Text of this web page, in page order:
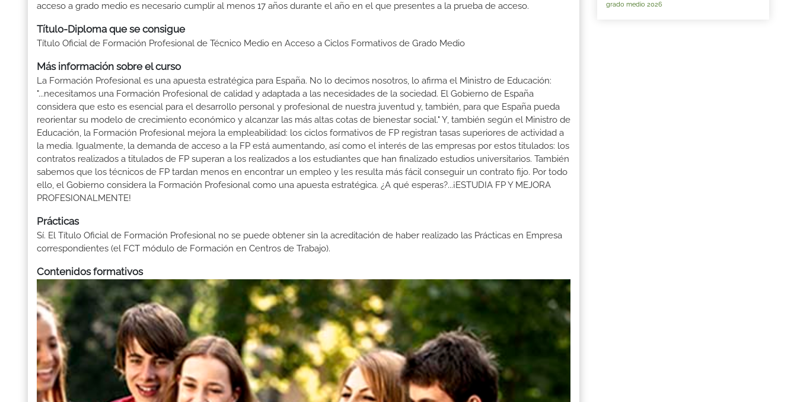
acceso a grado medio es necesario cumplir al menos 17 años durante el año en el que presentes a la prueba de acceso.
Título-Diploma que se consigue
Título Oficial de Formación Profesional de Técnico Medio en Acceso a Ciclos Formativos de Grado Medio
Más información sobre el curso
La Formación Profesional es una apuesta estratégica para España. No lo decimos nosotros, lo afirma el Ministro de Educación:
"...necesitamos una Formación Profesional de calidad y adaptada a las necesidades de la sociedad. El Gobierno de España
considera que esto es esencial para el desarrollo personal y profesional de nuestra juventud y, también, para que España pueda
reorientar su modelo de crecimiento económico y alcanzar las más altas cotas de bienestar social." Y, también según el Ministro de
Educación, la Formación Profesional mejora la empleabilidad: los ciclos formativos de FP registran tasas superiores de actividad a
la media. Igualmente, la demanda de acceso a la FP está aumentando, así como el interés de las empresas por estos titulados: los
contratos realizados a titulados de FP superan a los realizados a los estudiantes que han finalizado estudios universitarios. También
sabemos que los técnicos de FP tardan menos en encontrar un empleo y les resulta más fácil conseguir un contrato fijo. Por todo
ello, el Gobierno considera la Formación Profesional como una apuesta estratégica. ¿A qué esperas?...¡ESTUDIA FP Y MEJORA
PROFESIONALMENTE!
Prácticas
Sí. El Título Oficial de Formación Profesional no se puede obtener sin la acreditación de haber realizado las Prácticas en Empresa
correspondientes (el FCT módulo de Formación en Centros de Trabajo).
Contenidos formativos
grado medio 2026